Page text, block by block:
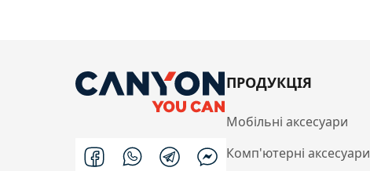
ПРОДУКЦІЯ
Мобільні аксесуари
Комп'ютерні аксесуари